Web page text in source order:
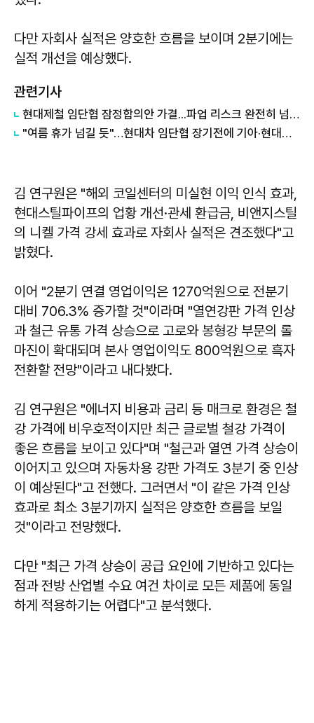
다만 자회사 실적은 양호한 흐름을 보이며 2분기에는
실적 개선을 예상했다.
관련기사
현대제철 임단협 잠정합의안 가결...파업 리스크 완전히 넘겼다
"여름 휴가 넘길 듯"…현대차 임단협 장기전에 기아·현대제철 파업 수순
김 연구원은 "해외 코일센터의 미실현 이익 인식 효과,
현대스틸파이프의 업황 개선·관세 환급금, 비앤지스틸
의 니켈 가격 강세 효과로 자회사 실적은 견조했다"고
밝혔다.
이어 "2분기 연결 영업이익은 1270억원으로 전분기
대비 706.3% 증가할 것"이라며 "열연강판 가격 인상
과 철근 유통 가격 상승으로 고로와 봉형강 부문의 롤
마진이 확대되며 본사 영업이익도 800억원으로 흑자
전환할 전망"이라고 내다봤다.
김 연구원은 "에너지 비용과 금리 등 매크로 환경은 철
강 가격에 비우호적이지만 최근 글로벌 철강 가격이
좋은 흐름을 보이고 있다"며 "철근과 열연 가격 상승이
이어지고 있으며 자동차용 강판 가격도 3분기 중 인상
이 예상된다"고 전했다. 그러면서 "이 같은 가격 인상
효과로 최소 3분기까지 실적은 양호한 흐름을 보일
것"이라고 전망했다.
다만 "최근 가격 상승이 공급 요인에 기반하고 있다는
점과 전방 산업별 수요 여건 차이로 모든 제품에 동일
하게 적용하기는 어렵다"고 분석했다.